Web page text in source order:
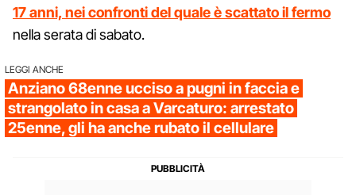
17 anni, nei confronti del quale è scattato il fermo
nella serata di sabato.
LEGGI ANCHE
Anziano 68enne ucciso a pugni in faccia e
strangolato in casa a Varcaturo: arrestato
25enne, gli ha anche rubato il cellulare